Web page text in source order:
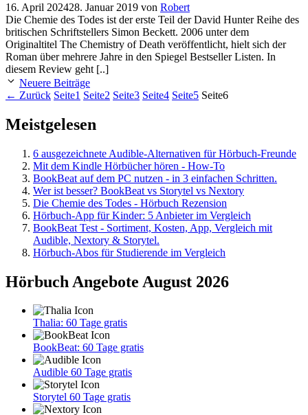
16. April 202428. Januar 2019 von Robert
Die Chemie des Todes ist der erste Teil der David Hunter Reihe des
britischen Schriftstellers Simon Beckett. 2006 unter dem
Originaltitel The Chemistry of Death veröffentlicht, hielt sich der
Roman über mehrere Jahre in den Spiegel Bestseller Listen. In
diesem Review geht [..]
Neuere Beiträge
← Zurück Seite1 Seite2 Seite3 Seite4 Seite5 Seite6
Meistgelesen
6 ausgezeichnete Audible-Alternativen für Hörbuch-Freunde
Mit dem Kindle Hörbücher hören - How-To
BookBeat auf dem PC nutzen - in 3 einfachen Schritten.
Wer ist besser? BookBeat vs Storytel vs Nextory
Die Chemie des Todes - Hörbuch Rezension
Hörbuch-App für Kinder: 5 Anbieter im Vergleich
BookBeat Test - Sortiment, Kosten, App, Vergleich mit
Audible, Nextory & Storytel.
Hörbuch-Abos für Studierende im Vergleich
Hörbuch Angebote August 2026
Thalia: 60 Tage gratis
BookBeat: 60 Tage gratis
Audible 60 Tage gratis
Storytel 60 Tage gratis